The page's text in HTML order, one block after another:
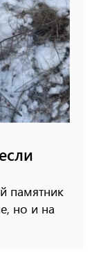
памятник
но и на